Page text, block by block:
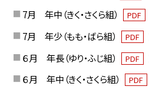
7月 年中（きく・さくら組）
PDF
7月 年少（もも・ばら組）
PDF
６月 年長（ゆり・ふじ組）
PDF
６月 年中（きく・さくら組）
PDF